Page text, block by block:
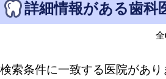
詳細情報がある歯科
検索条件に一致する医院があり